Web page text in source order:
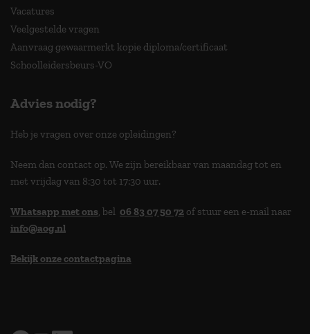
Vacatures
Veelgestelde vragen
Aanvraag gewaarmerkt kopie diploma/certificaat
Schoolleidersbeurs-VO
Advies nodig?
Heb je vragen over onze opleidingen?
Neem dan contact op. We zijn bereikbaar van maandag tot en
met vrijdag van 8:30 tot 17:30 uur.
Whatsapp met ons, bel 06 83 07 50 72 of stuur een e-mail naar
info@aog.nl
Bekijk onze contactpagina